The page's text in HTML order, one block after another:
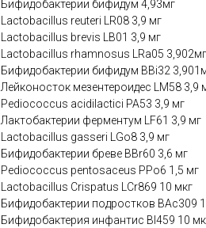
Бифидобактерии бифидум 4,93мг
Lactobacillus reuteri LR08 3,9 мг
Lactobacillus brevis LB01 3,9 мг
Lactobacillus rhamnosus LRa05 3,902мг
Бифидобактерии бифидум BBi32
Лейконосток мезентероидес LM58 3,9
Pediococcus acidilactici PA53 3,9 мг
Лактобактерии ферментум LF61 3,9 мг
Lactobacillus gasseri LGo8 3,9 мг
Бифидобактерии бреве BBr60 3,6 мг
Pediococcus pentosaceus PPo6 1,5 мг
Lactobacillus Crispatus LCr869 10 мкг
Бифидобактерии подростков BAc309
Бифидобактерия инфантис BI459 10